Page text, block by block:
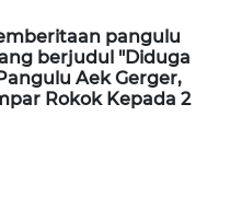
pangulu
berjudul "Diduga
Aek Gerger,
Rokok Kepada 2